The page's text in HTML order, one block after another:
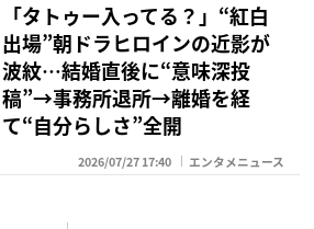
「タトゥー入ってる？」“紅白
出場”朝ドラヒロインの近影が
波紋…結婚直後に“意味深投
稿”→事務所退所→離婚を経
て“自分らしさ”全開
2026/07/27 17:40 エンタメニュース